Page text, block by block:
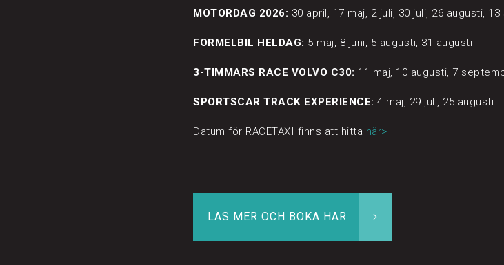
MOTORDAG 2026: 30 april, 17 maj, 2 juli, 30 juli, 26 augusti,
FORMELBIL HELDAG: 5 maj, 8 juni, 5 augusti, 31 augusti
3-TIMMARS RACE VOLVO C30: 11 maj, 10 augusti, 7
SPORTSCAR TRACK EXPERIENCE: 4 maj, 29 juli, 25 augusti
Datum för RACETAXI finns att hitta här>
LÄS MER OCH BOKA HÄR